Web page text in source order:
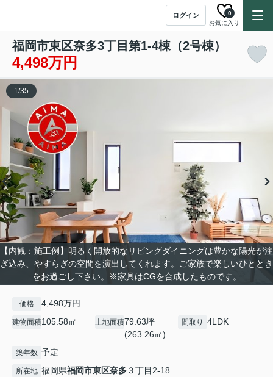
ログイン
お気に入り
0
福岡市東区奈多3丁目第1-4棟（2号棟）
4,498万円
【内観：施工例】明るく開放的なリビングダイニングは豊かな陽光が注
ぎ込み、やすらぎの空間を演出してくれます。ご家族で楽しいひととき
をお過ごし下さい。※家具はCGを合成したものです。
1/35
価格 4,498万円
建物面積105.58㎡ 土地面積79.63坪
(263.26㎡)
間取り 4LDK
築年数 予定
所在地 福岡県福岡市東区奈多３丁目2-18